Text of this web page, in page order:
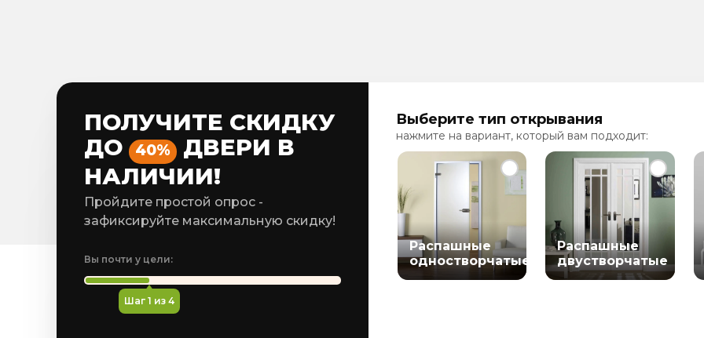
ПОЛУЧИТЕ СКИДКУ
ДО
40%
ДВЕРИ В
НАЛИЧИИ!
Пройдите простой опрос -
зафиксируйте максимальную скидку!
Вы почти у цели:
Шаг 1 из 4
Выберите тип открывания
нажмите на вариант, который вам подходит:
Распашные
одностворчатые
Распашные
двустворчатые